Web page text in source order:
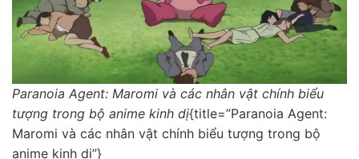
Paranoia Agent: Maromi và các nhân vật chính biểu
tượng trong bộ anime kinh dị{title=”Paranoia Agent:
Maromi và các nhân vật chính biểu tượng trong bộ
anime kinh dị”}